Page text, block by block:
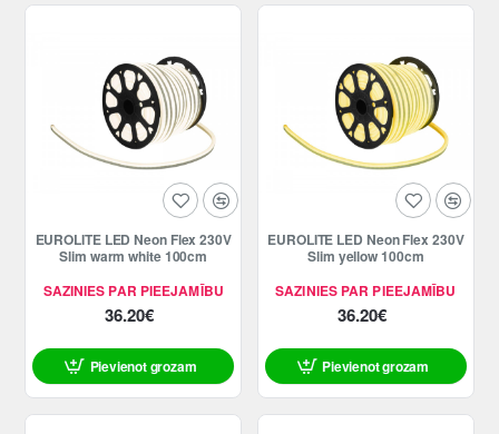
SAZINIES PAR PIEEJAMĪBU
EUROLITE LED Neon Flex 230V
Slim warm white 100cm
36.20€
Pievienot grozam
SAZINIES PAR PIEEJAMĪBU
EUROLITE LED Neon Flex 230V
Slim yellow 100cm
36.20€
Pievienot grozam